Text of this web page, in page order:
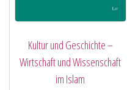
Kultur und Geschichte –
Wirtschaft und Wissenschaft
im Islam